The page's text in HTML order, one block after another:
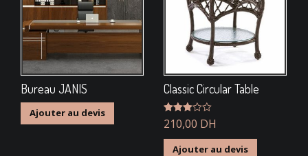
Bureau JANIS
Ajouter au devis
Classic Circular Table
Note
3.00
sur 5
210,00 DH
Ajouter au devis